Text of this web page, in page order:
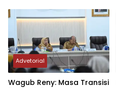
Advetorial
Wagub Reny: Masa Transisi